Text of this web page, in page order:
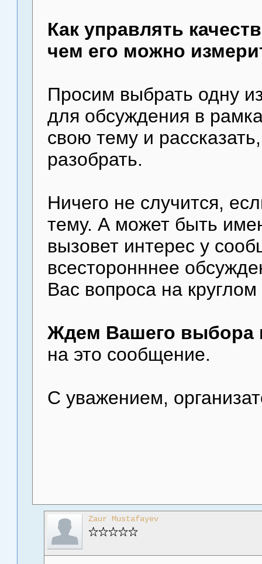
Как управлять
чем его можно
Просим выбрать одну
для обсуждения в
свою тему и
разобрать.
Ничего не случится,
тему. А может быть
вызовет интерес у
всесторонннее
Вас вопроса на круглом
Ждем Вашего выбора
на это сообщение.
С уважением,
Zaur Mustafayev